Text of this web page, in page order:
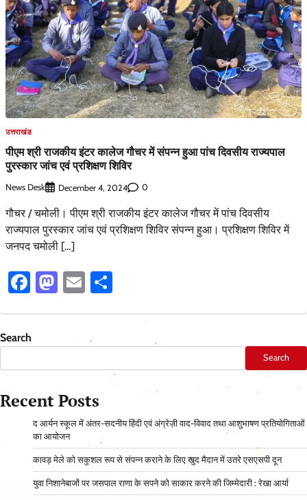
उत्तराखंड
पीएम श्री राजकीय इंटर कालेज गौचर में संपन्न हुआ पांच दिवसीय राज्यपाल
पुरस्कार जांच एवं प्रशिक्षण शिविर
News Desk December 4, 2024 0
गौचर / चमोली। पीएम श्री राजकीय इंटर कालेज गौचर में पांच दिवसीय
राज्यपाल पुरस्कार जांच एवं प्रशिक्षण शिविर संपन्न हुआ। प्रशिक्षण शिविर में
जनपद चमोली […]
Facebook
Mastodon
Email
Search
Search
Recent Posts
द आर्यन स्कूल में अंतर-सदनीय हिंदी एवं अंग्रेज़ी वाद-विवाद तथा आशुभाषण प्रतियोगिताओं
का आयोजन
कावड़ मेले को सकुशल रूप से संपन्न कराने के लिए खुद मैदान में उतरे एसएसपी दून
युवा निशानेबाजों पर जसपाल राणा के सपने को साकार करने की जिम्मेदारी : रेखा आर्या